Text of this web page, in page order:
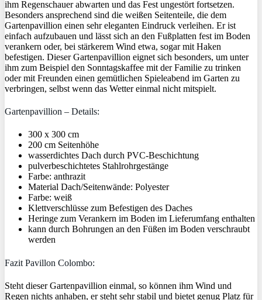
ihm Regenschauer abwarten und das Fest ungestört fortsetzen.
Besonders ansprechend sind die weißen Seitenteile, die dem
Gartenpavillion einen sehr eleganten Eindruck verleihen. Er ist
einfach aufzubauen und lässt sich an den Fußplatten fest im Boden
verankern oder, bei stärkerem Wind etwa, sogar mit Haken
befestigen. Dieser Gartenpavillion eignet sich besonders, um unter
ihm zum Beispiel den Sonntagskaffee mit der Familie zu trinken
oder mit Freunden einen gemütlichen Spieleabend im Garten zu
verbringen, selbst wenn das Wetter einmal nicht mitspielt.
Gartenpavillion – Details:
300 x 300 cm
200 cm Seitenhöhe
wasserdichtes Dach durch PVC-Beschichtung
pulverbeschichtetes Stahlrohrgestänge
Farbe: anthrazit
Material Dach/Seitenwände: Polyester
Farbe: weiß
Klettverschlüsse zum Befestigen des Daches
Heringe zum Verankern im Boden im Lieferumfang enthalten
kann durch Bohrungen an den Füßen im Boden verschraubt
werden
Fazit Pavillon Colombo:
Steht dieser Gartenpavillion einmal, so können ihm Wind und
Regen nichts anhaben, er steht sehr stabil und bietet genug Platz für